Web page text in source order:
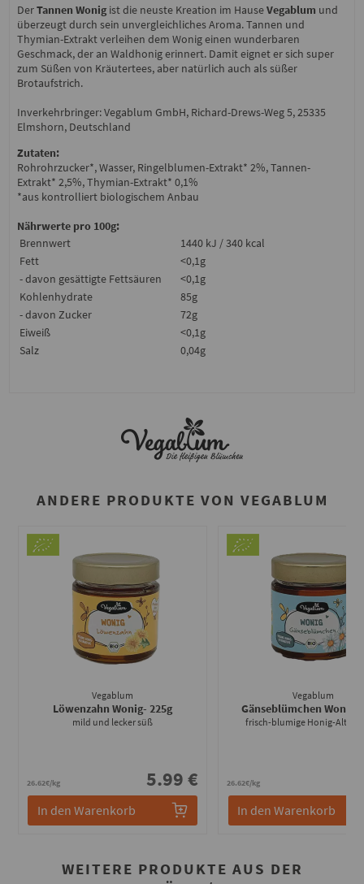
DerTannen Wonig ist die neuste Kreation im HauseVegablum und
überzeugt durch sein unvergleichliches Aroma. Tannen und
Thymian-Extrakt verleihen dem Wonig einen wunderbaren
Geschmack, der an Waldhonig erinnert. Damit eignet er sich super
zum Süßen von Kräutertees, aber natürlich auch als süßer
Brotaufstrich.
Inverkehrbringer: Vegablum GmbH, Richard-Drews-Weg 5, 25335
Elmshorn, Deutschland
Zutaten:
Rohrohrzucker*, Wasser, Ringelblumen-Extrakt* 2%, Tannen-
Extrakt* 2,5%, Thymian-Extrakt* 0,1%
*aus kontrolliert biologischem Anbau
Nährwerte pro 100g:
Brennwert
1440 kJ / 340 kcal
Fett
<0,1g
- davon gesättigte Fettsäuren
<0,1g
Kohlenhydrate
85g
- davon Zucker
72g
Eiweiß
<0,1g
Salz
0,04g
ANDERE PRODUKTE VON VEGABLUM
Vegablum
Löwenzahn Wonig- 225g
mild und lecker süß
26.62€/kg 5.99 €
In den Warenkorb
Vegablum
Gänseblümchen Wonig
frisch-blumige Honig-
26.62€/kg
In den Warenkorb
WEITERE PRODUKTE AUS DER